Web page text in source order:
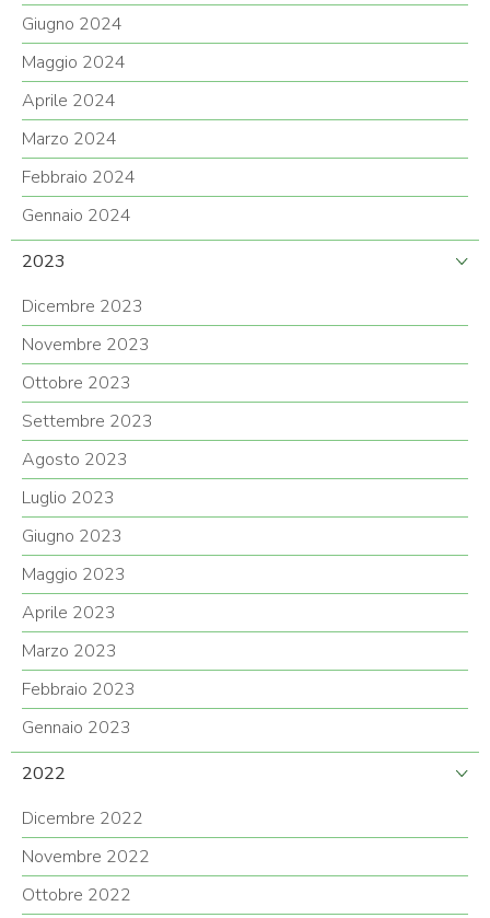
Giugno 2024
Maggio 2024
Aprile 2024
Marzo 2024
Febbraio 2024
Gennaio 2024
2023
Dicembre 2023
Novembre 2023
Ottobre 2023
Settembre 2023
Agosto 2023
Luglio 2023
Giugno 2023
Maggio 2023
Aprile 2023
Marzo 2023
Febbraio 2023
Gennaio 2023
2022
Dicembre 2022
Novembre 2022
Ottobre 2022